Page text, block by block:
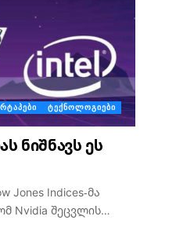
ᲢᲔᲥᲜᲝᲚᲝᲒᲘᲔᲑᲘ
ნიშნავს ეს
Jones Indices-მა
Nvidia შეცვლის…